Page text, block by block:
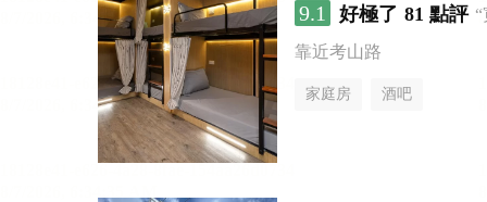
9.1 好極了 81 點評
靠近考山路
家庭房 酒吧